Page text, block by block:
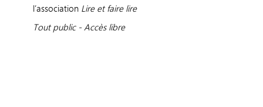
l’association Lire et faire lire
Tout public - Accès libre